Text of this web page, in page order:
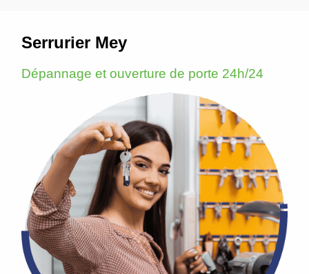
Serrurier Mey
Dépannage et ouverture de porte 24h/24